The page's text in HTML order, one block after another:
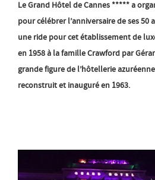
Le Grand Hôtel de Cannes ***** a
pour célébrer l’anniversaire de ses 50
une ride pour cet établissement de
en 1958 à la famille Crawford par
grande figure de l’hôtellerie
reconstruit et inauguré en 1963.